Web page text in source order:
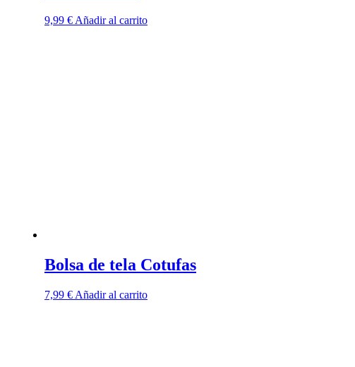
9,99 € Añadir al carrito
Bolsa de tela Cotufas
7,99 € Añadir al carrito